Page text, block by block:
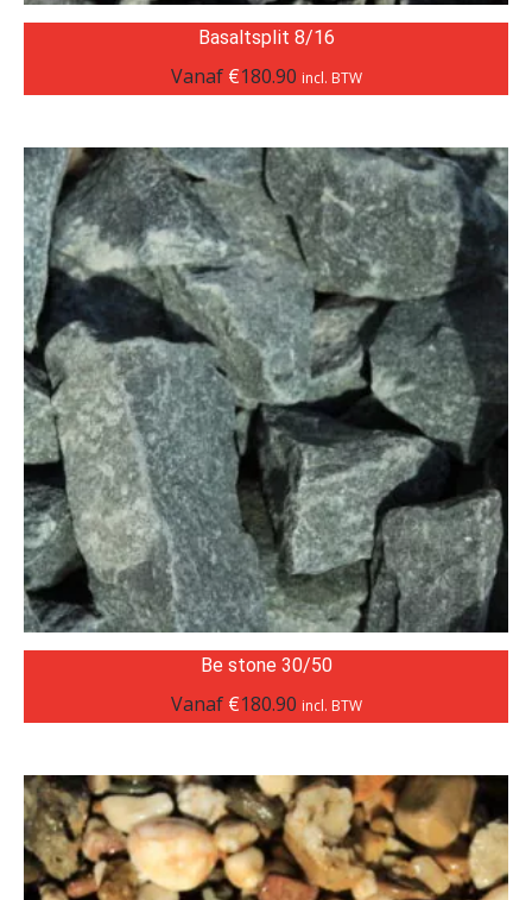
Basaltsplit 8/16
Vanaf €180.90 incl. BTW
Be stone 30/50
Vanaf €180.90 incl. BTW